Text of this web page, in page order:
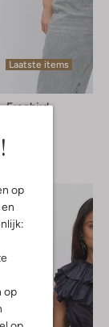
op
op
Laatste items
Freebird